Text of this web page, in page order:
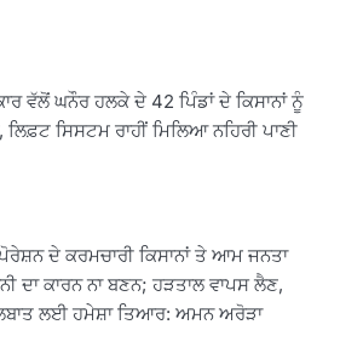
ਵੱਲੋਂ ਘਨੌਰ ਹਲਕੇ ਦੇ 42 ਪਿੰਡਾਂ ਦੇ ਕਿਸਾਨਾਂ ਨੂੰ
ਲਿਫ਼ਟ ਸਿਸਟਮ ਰਾਹੀਂ ਮਿਲਿਆ ਨਹਿਰੀ ਪਾਣੀ
ਦੇ ਕਰਮਚਾਰੀ ਕਿਸਾਨਾਂ ਤੇ ਆਮ ਜਨਤਾ
ਦਾ ਕਾਰਨ ਨਾ ਬਣਨ; ਹੜਤਾਲ ਵਾਪਸ ਲੈਣ,
ਲਈ ਹਮੇਸ਼ਾ ਤਿਆਰ: ਅਮਨ ਅਰੋੜਾ
ਵਿਭਾਗ ਵੱਲੋਂ ‘ਮਿਸ਼ਨ ਫਾਰ ਕਾਟਨ
ਮਨੁੱਖੀ ਅਧਿਕਾਰ ਕਮਿਸ਼ਨ ਦੇ ਮੈਂਬਰ
ਕਾਨੂੰਨਗੋ ਵਲੋਂ ਬਰਨਾਲਾ ਵਿੱਚ ਵੱਖ-ਵੱਖ
ਦਾ ਜਾਇਜ਼ਾ